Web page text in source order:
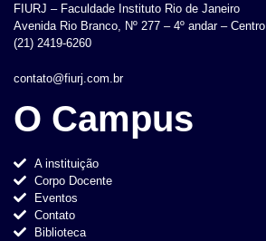
FIURJ – Faculdade Instituto Rio de Janeiro
Avenida Rio Branco, Nº 277 – 4º andar – Centro
(21) 2419-6260
contato@fiurj.com.br
O Campus
A instituição
Corpo Docente
Eventos
Contato
Biblioteca